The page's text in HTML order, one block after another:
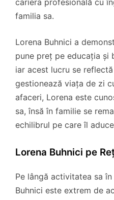
cariera profesională cu
familia sa.
Lorena Buhnici a
pune preț pe educația și
iar acest lucru se
gestionează viața de zi
afaceri, Lorena este
sa, însă în familie se
echilibrul pe care îl
Lorena Buhnici pe
Pe lângă activitatea sa
Buhnici este extrem de